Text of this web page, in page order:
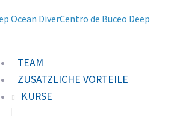
Centro de Buceo Deep
TEAM
ZUSATZLICHE VORTEILE
KURSE